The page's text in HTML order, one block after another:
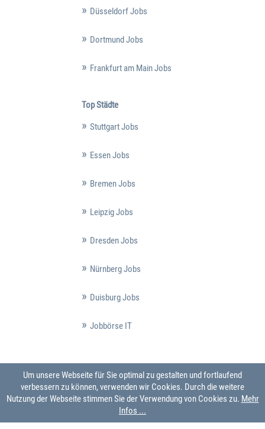
Düsseldorf Jobs
Dortmund Jobs
Frankfurt am Main Jobs
Top Städte
Stuttgart Jobs
Essen Jobs
Bremen Jobs
Leipzig Jobs
Dresden Jobs
Nürnberg Jobs
Duisburg Jobs
Jobbörse IT
Um unsere Webseite für Sie optimal zu gestalten und fortlaufend
verbessern zu können, verwenden wir Cookies. Durch die weitere
Nutzung der Webseite stimmen Sie der Verwendung von Cookies zu. Mehr
Infos ...